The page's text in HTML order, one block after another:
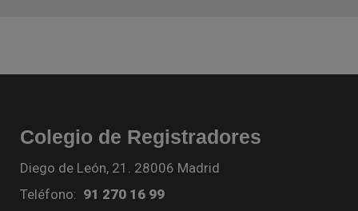
Colegio de Registradores
Diego de León, 21. 28006 Madrid
Teléfono: 91 270 16 99